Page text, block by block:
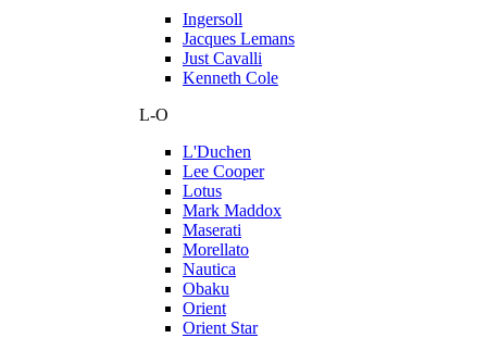
Ingersoll
Jacques Lemans
Just Cavalli
Kenneth Cole
L-O
L'Duchen
Lee Cooper
Lotus
Mark Maddox
Maserati
Morellato
Nautica
Obaku
Orient
Orient Star